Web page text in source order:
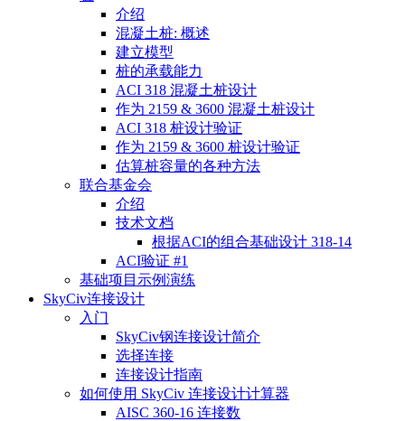
介绍
混凝土桩: 概述
建立模型
桩的承载能力
ACI 318 混凝土桩设计
作为 2159 & 3600 混凝土桩设计
ACI 318 桩设计验证
作为 2159 & 3600 桩设计验证
估算桩容量的各种方法
联合基金会
介绍
技术文档
根据ACI的组合基础设计 318-14
ACI验证 #1
基础项目示例演练
SkyCiv连接设计
入门
SkyCiv钢连接设计简介
选择连接
连接设计指南
如何使用 SkyCiv 连接设计计算器
AISC 360-16 连接数